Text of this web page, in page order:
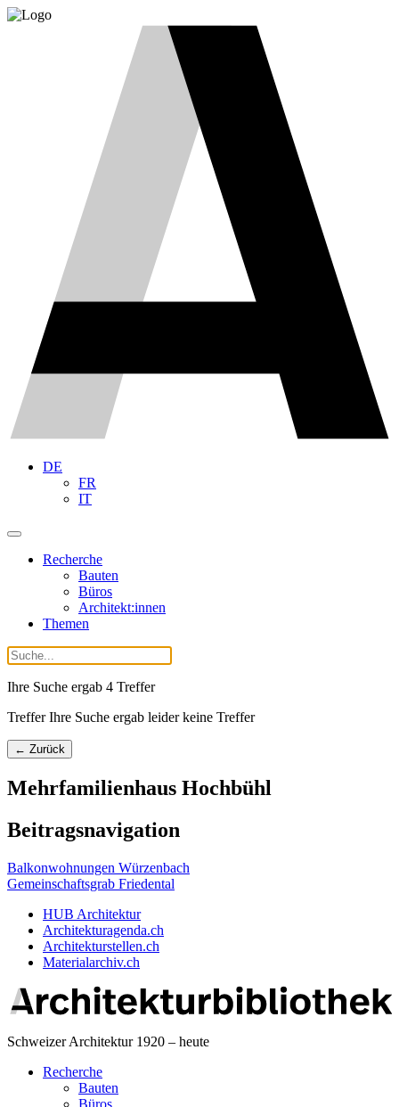
DE
FR
IT
Recherche
Bauten
Büros
Architekt:innen
Themen
Ihre Suche ergab 4 Treffer
Treffer Ihre Suche ergab leider keine Treffer
← Zurück
Mehrfamilienhaus Hochbühl
Beitragsnavigation
Balkonwohnungen Würzenbach
Gemeinschaftsgrab Friedental
HUB Architektur
Architekturagenda.ch
Architekturstellen.ch
Materialarchiv.ch
Schweizer Architektur 1920 – heute
Recherche
Bauten
Büros